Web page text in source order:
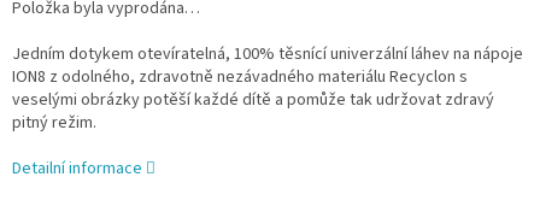
Položka byla vyprodána…
Jedním dotykem otevíratelná, 100% těsnící univerzální láhev na nápoje
ION8 z odolného, zdravotně nezávadného materiálu Recyclon s
veselými obrázky potěší každé dítě a pomůže tak udržovat zdravý
pitný režim.
Detailní informace